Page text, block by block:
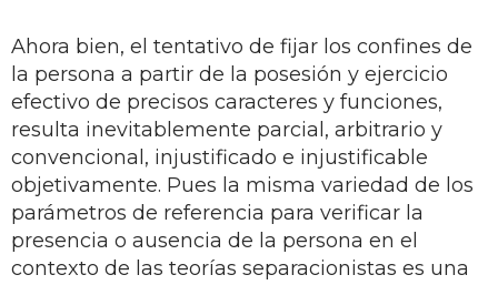
Ahora bien, el tentativo de fijar los confines de
la persona a partir de la posesión y ejercicio
efectivo de precisos caracteres y funciones,
resulta inevitablemente parcial, arbitrario y
convencional, injustificado e injustificable
objetivamente. Pues la misma variedad de los
parámetros de referencia para verificar la
presencia o ausencia de la persona en el
contexto de las teorías separacionistas es una